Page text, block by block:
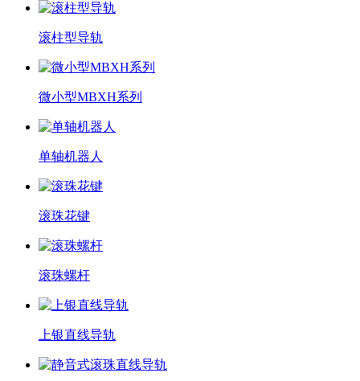
滚柱型导轨
微小型MBXH系列
单轴机器人
滚珠花键
滚珠螺杆
上银直线导轨